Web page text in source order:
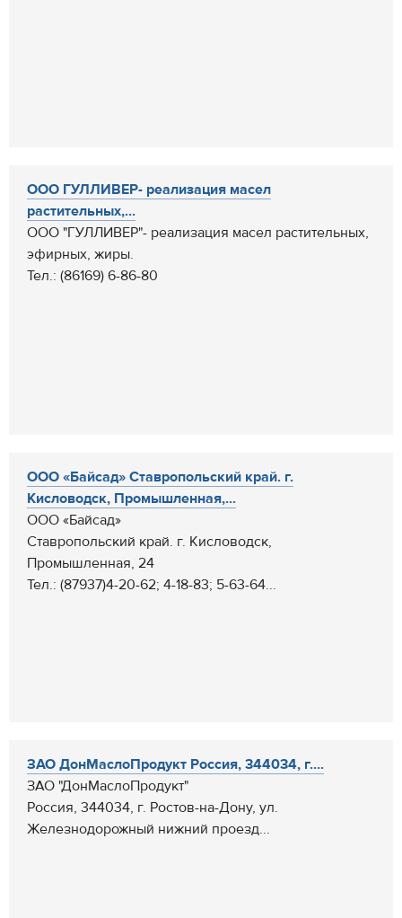
ООО ГУЛЛИВЕР- реализация масел
растительных,...
ООО "ГУЛЛИВЕР"- реализация масел растительных,
эфирных, жиры.
Тел.: (86169) 6-86-80
ООО «Байсад» Ставропольский край. г.
Кисловодск, Промышленная,...
ООО «Байсад»
Ставропольский край. г. Кисловодск,
Промышленная, 24
Тел.: (87937)4-20-62; 4-18-83; 5-63-64...
ЗАО ДонМаслоПродукт Россия, 344034, г....
ЗАО "ДонМаслоПродукт"
Россия, 344034, г. Ростов-на-Дону, ул.
Железнодорожный нижний проезд...